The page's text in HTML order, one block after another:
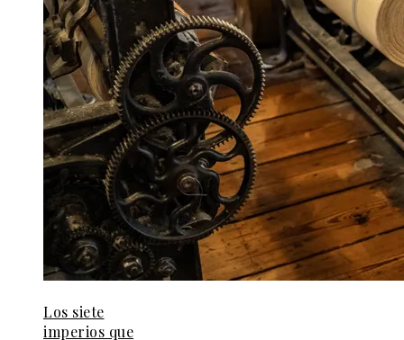
Los siete
imperios que